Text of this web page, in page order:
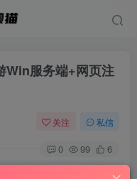
Win服务端+网页注
关注 私信
0 99 6